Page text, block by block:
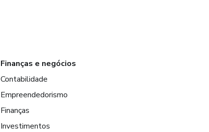
Finanças e negócios
Contabilidade
Empreendedorismo
Finanças
Investimentos